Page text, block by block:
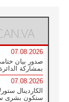
07.08.2026
صدور بيان
بمشاركة الدائرة
07.08.2026
الكاردينال
ستكون بشرى